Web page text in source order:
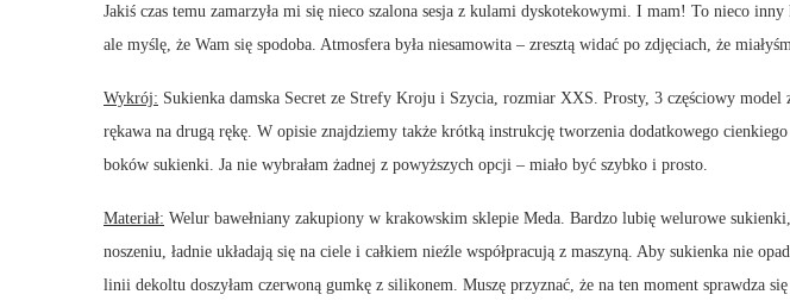
Jakiś czas temu zamarzyła mi się nieco szalona sesja z kulami dyskotekowymi. I mam! To nieco
ale myślę, że Wam się spodoba. Atmosfera była niesamowita – zresztą widać po zdjęciach, że
Wykrój: Sukienka damska Secret ze Strefy Kroju i Szycia, rozmiar XXS. Prosty, 3 częściowy model
rękawa na drugą rękę. W opisie znajdziemy także krótką instrukcję tworzenia dodatkowego
boków sukienki. Ja nie wybrałam żadnej z powyższych opcji – miało być szybko i prosto.
Materiał: Welur bawełniany zakupiony w krakowskim sklepie Meda. Bardzo lubię welurowe
noszeniu, ładnie układają się na ciele i całkiem nieźle współpracują z maszyną. Aby sukienka nie
linii dekoltu doszyłam czerwoną gumkę z silikonem. Muszę przyznać, że na ten moment sprawdza się